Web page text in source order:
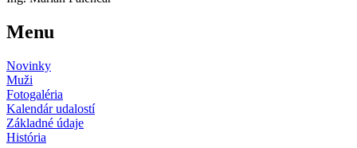
Menu
Novinky
Muži
Fotogaléria
Kalendár udalostí
Základné údaje
História